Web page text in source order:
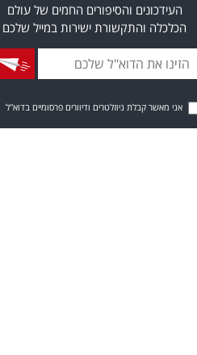
העידכונים והסיפורים החמים של עולם
הכלכלה והתקשורת ישירות במייל שלכם
אני מאשר קבלת ניוזלטרים ודיוורים פרסומיים בדוא"ל